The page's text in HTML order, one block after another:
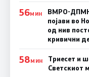
56МИН
ВМРО-
појави во
од нив
кривични
58МИН
Триесет и
Светскиот